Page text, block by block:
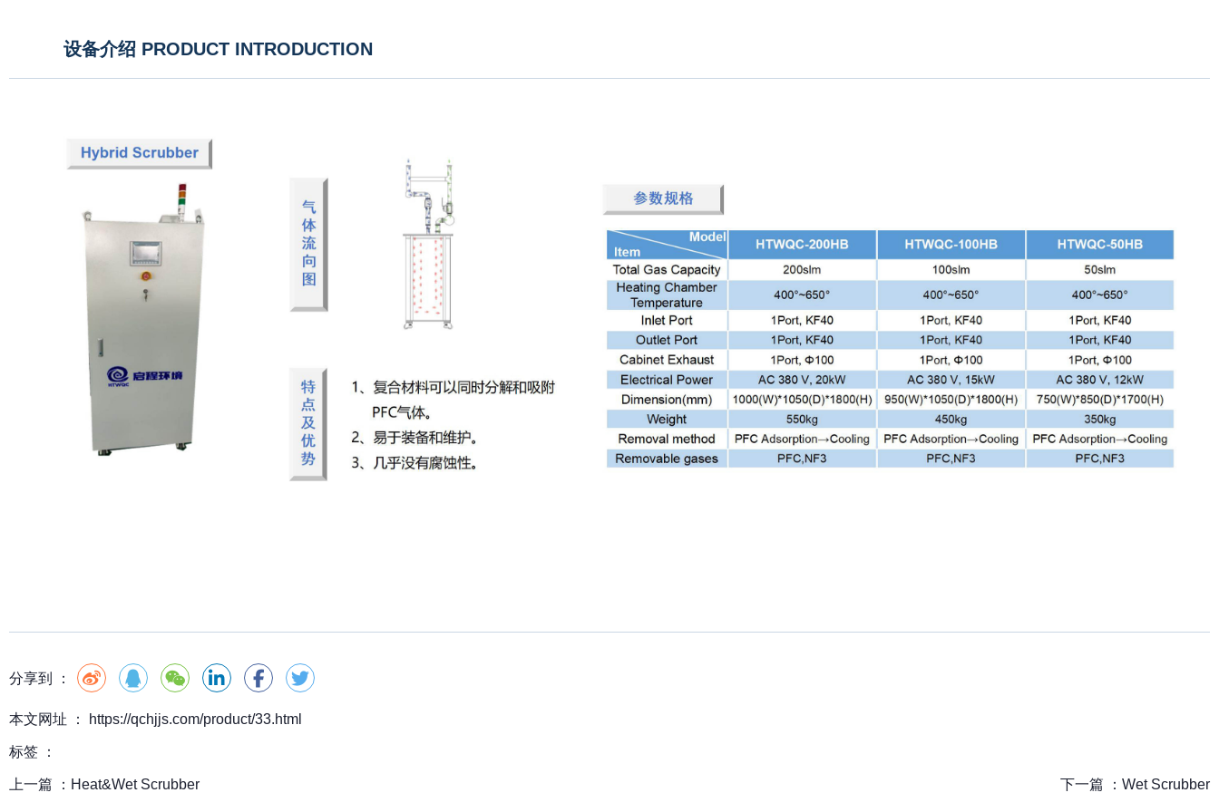
设备介绍 PRODUCT INTRODUCTION
分享到 ：
本文网址 ： https://qchjjs.com/product/33.html
标签 ：
上一篇 ： Heat&Wet Scrubber 下一篇 ： Wet Scrubber